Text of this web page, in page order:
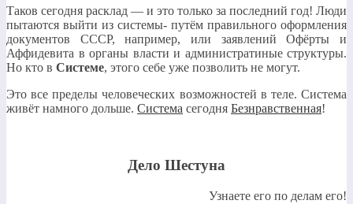
Таков сегодня расклад — и это только за последний год! Люди
пытаются выйти из системы- путём правильного оформления
документов СССР, например, или заявлений Офёрты и
Аффидевита в органы власти и администратиные структуры.
Но кто в Системе, этого себе уже позволить не могут.
Это все пределы человеческих возможностей в теле. Система
живёт намного дольше. Система сегодня Безнравственная!
Дело Шестуна
Узнаете его по делам его!